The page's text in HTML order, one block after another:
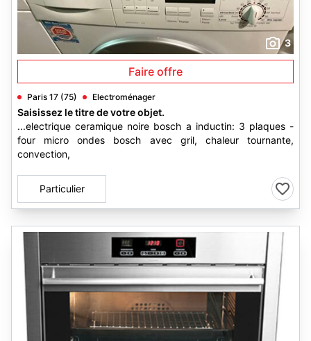
3
Faire offre
Paris 17 (75) Electroménager
Saisissez le titre de votre objet.
...electrique ceramique noire bosch a inductin: 3 plaques -
four micro ondes bosch avec gril, chaleur tournante,
convection,
Particulier